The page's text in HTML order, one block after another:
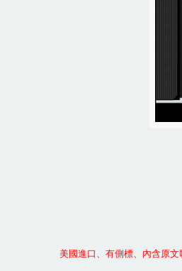
美國進口、有側標、內含原文